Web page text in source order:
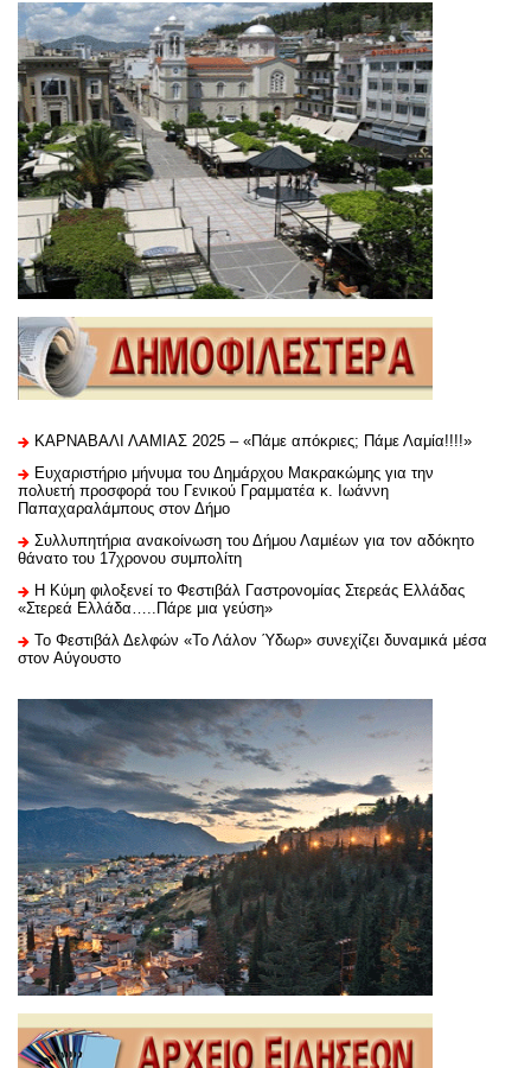
ΚΑΡΝΑΒΑΛΙ ΛΑΜΙΑΣ 2025 – «Πάμε απόκριες; Πάμε Λαμία!!!!»
Ευχαριστήριo μήνυμα του Δημάρχου Μακρακώμης για την
πολυετή προσφορά του Γενικού Γραμματέα κ. Ιωάννη
Παπαχαραλάμπους στον Δήμο
Συλλυπητήρια ανακοίνωση του Δήμου Λαμιέων για τον αδόκητο
θάνατο του 17χρονου συμπολίτη
Η Κύμη φιλοξενεί το Φεστιβάλ Γαστρονομίας Στερεάς Ελλάδας
«Στερεά Ελλάδα…..Πάρε μια γεύση»
Το Φεστιβάλ Δελφών «Το Λάλον Ύδωρ» συνεχίζει δυναμικά μέσα
στον Αύγουστο